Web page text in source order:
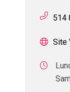
514
Site